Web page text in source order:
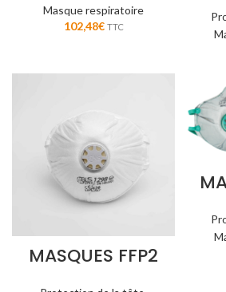
Masque respiratoire
102,48€ TTC
MASQUES FFP2